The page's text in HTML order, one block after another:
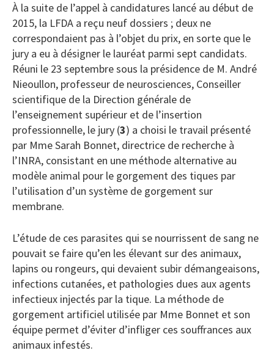
À la suite de l’appel à candidatures lancé au début de
2015, la LFDA a reçu neuf dossiers ; deux ne
correspondaient pas à l’objet du prix, en sorte que le
jury a eu à désigner le lauréat parmi sept candidats.
Réuni le 23 septembre sous la présidence de M. André
Nieoullon, professeur de neurosciences, Conseiller
scientifique de la Direction générale de
l’enseignement supérieur et de l’insertion
professionnelle, le jury (3) a choisi le travail présenté
par Mme Sarah Bonnet, directrice de recherche à
l’INRA, consistant en une méthode alternative au
modèle animal pour le gorgement des tiques par
l’utilisation d’un système de gorgement sur
membrane.
L’étude de ces parasites qui se nourrissent de sang ne
pouvait se faire qu’en les élevant sur des animaux,
lapins ou rongeurs, qui devaient subir démangeaisons,
infections cutanées, et pathologies dues aux agents
infectieux injectés par la tique. La méthode de
gorgement artificiel utilisée par Mme Bonnet et son
équipe permet d’éviter d’infliger ces souffrances aux
animaux infestés.